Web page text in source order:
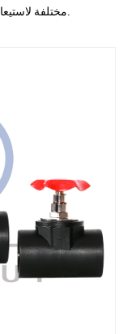
مختلفة لاستيعاب أقطار الأنابيب ومتطلبات الاستخدام المختلفة.